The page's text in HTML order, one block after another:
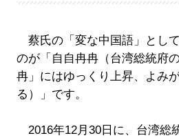
蔡氏の「変な中国語」とし
のが「自自冉冉（台湾総統府
冉」にはゆっくり上昇、よみ
る）」です。
2016年12月30日に、台湾総